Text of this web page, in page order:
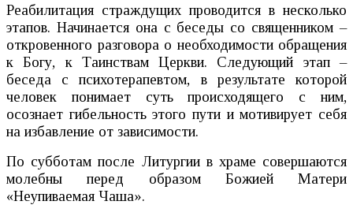
Реабилитация страждущих проводится в несколько
этапов. Начинается она с беседы со священником –
откровенного разговора о необходимости обращения
к Богу, к Таинствам Церкви. Следующий этап –
беседа с психотерапевтом, в результате которой
человек понимает суть происходящего с ним,
осознает гибельность этого пути и мотивирует себя
на избавление от зависимости.
По субботам после Литургии в храме совершаются
молебны перед образом Божией Матери
«Неупиваемая Чаша».